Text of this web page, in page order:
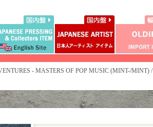
- MASTERS OF POP MUSIC (MINT-/MINT)